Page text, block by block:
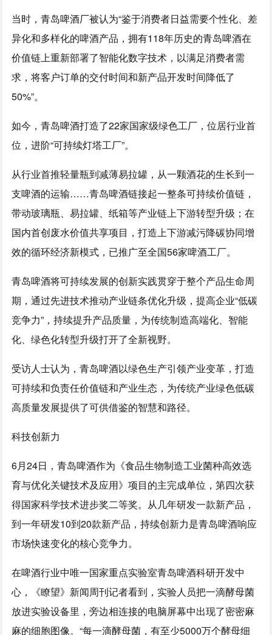
当时，青岛啤酒厂被认为“鉴于消费者日益需要个性化、差
异化和多样化的啤酒产品，拥有118年历史的青岛啤酒在
价值链上重新部署了智能化数字技术，以满足消费者需
求，将客户订单的交付时间和新产品开发时间降低了
50%”。
如今，青岛啤酒打造了22家国家级绿色工厂，位居行业首
位，进阶“可持续灯塔工厂”。
从行业首推轻量瓶到减薄易拉罐，从一颗酒花的生长到一
支啤酒的运输……青岛啤酒链接起一整条可持续价值链，
带动玻璃瓶、易拉罐、纸箱等产业链上下游转型升级；在
国内首创废水价值共享项目，打造上下游减污降碳协同增
效的循环经济新模式，已推广至全国56家啤酒工厂。
青岛啤酒将可持续发展的创新实践贯穿于整个产品生命周
期，通过先进技术推动产业链条优化升级，提高企业“低碳
竞争力”，持续提升产品质量，为传统制造高端化、智能
化、绿色化转型升级打开了全新视野。
受访人士认为，青岛啤酒以绿色生产引领产业变革，打造
可持续和负责任价值链和产业生态，为传统产业绿色低碳
高质量发展提供了可供借鉴的智慧和路径。
科技创新力
6月24日，青岛啤酒作为《食品生物制造工业菌种高效选
育与优化关键技术及应用》项目的主完成单位，第四次获
得国家科学技术进步奖二等奖。从几年研发一款新产品，
到一年研发10到20款新产品，持续创新力是青岛啤酒响应
市场快速变化的核心竞争力。
在啤酒行业中唯一国家重点实验室青岛啤酒科研开发中
心，《瞭望》新闻周刊记者看到，实验人员把一滴酵母菌
放进实验设备里，旁边相连接的电脑屏幕中出现了密密麻
麻的细胞图像。“每一滴酵母菌，有至少5000万个酵母细